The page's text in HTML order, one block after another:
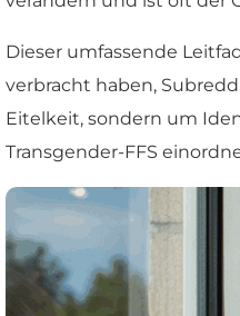
Dieser umfassende
verbracht haben,
Eitelkeit, sondern um
Transgender-FFS